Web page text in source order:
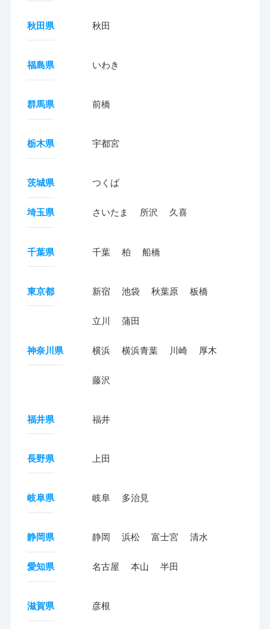
秋田県 秋田
福島県 いわき
群馬県 前橋
栃木県 宇都宮
茨城県 つくば
埼玉県 さいたま 所沢 久喜
千葉県 千葉 柏 船橋
東京都 新宿 池袋 秋葉原 板橋
立川 蒲田
神奈川県 横浜 横浜青葉 川崎 厚木
藤沢
福井県 福井
長野県 上田
岐阜県 岐阜 多治見
静岡県 静岡 浜松 富士宮 清水
愛知県 名古屋 本山 半田
滋賀県 彦根